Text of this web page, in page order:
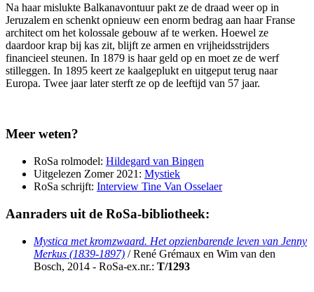
Na haar mislukte Balkanavontuur pakt ze de draad weer op in
Jeruzalem en schenkt opnieuw een enorm bedrag aan haar Franse
architect om het kolossale gebouw af te werken. Hoewel ze
daardoor krap bij kas zit, blijft ze armen en vrijheidsstrijders
financieel steunen. In 1879 is haar geld op en moet ze de werf
stilleggen. In 1895 keert ze kaalgeplukt en uitgeput terug naar
Europa. Twee jaar later sterft ze op de leeftijd van 57 jaar.
Meer weten?
RoSa rolmodel: Hildegard van Bingen
Uitgelezen Zomer 2021: Mystiek
RoSa schrijft: Interview Tine Van Osselaer
Aanraders uit de RoSa-bibliotheek:
Mystica met kromzwaard. Het opzienbarende leven van Jenny
Merkus (1839-1897) / René Grémaux en Wim van den
Bosch, 2014 - RoSa-ex.nr.: T/1293